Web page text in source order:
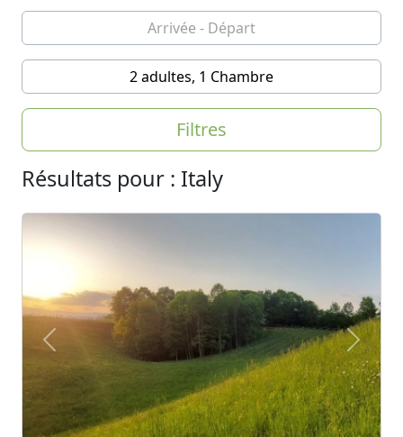
2 adultes, 1 Chambre
Filtres
Résultats pour : Italy
Previous Next